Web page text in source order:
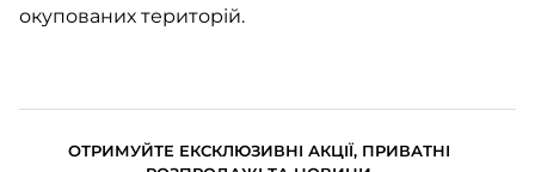
окупованих територій.
ОТРИМУЙТЕ ЕКСКЛЮЗИВНІ АКЦІЇ, ПРИВАТНІ